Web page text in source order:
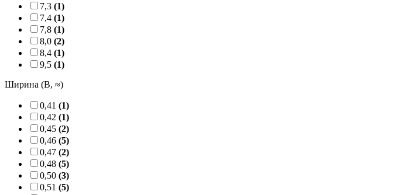
7,3 (1)
7,4 (1)
7,8 (1)
8,0 (2)
8,4 (1)
9,5 (1)
Ширина (B, ≈)
0,41 (1)
0,42 (1)
0,45 (2)
0,46 (5)
0,47 (2)
0,48 (5)
0,50 (3)
0,51 (5)